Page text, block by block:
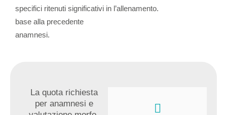
specifici ritenuti significativi in
base alla precedente
anamnesi.
l’allenamento.
La quota richiesta
per anamnesi e